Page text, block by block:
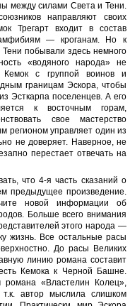
между силами Света и Тени.
направляют своих
Трегарт входит в состав
— кроганам. Но к
побывали здесь немного
«водяного народа» не
Кемок с группой воинов и
границам Эскора, чтобы
Эсткарпа поселенцев. А его
к восточным горам,
свое мастерство
регионом управляет один из
не доверяет. Наверное, не
перестает отвечать на
что 4-я часть сказаний о
предыдущее произведение.
новой информации об
Больше всего внимания
этого народа —
жизнь. Все остальные расы
До расы Великих
линию романа составит
Кемока к Черной Башне.
«Властелин Колец»,
автор мыслила слишком